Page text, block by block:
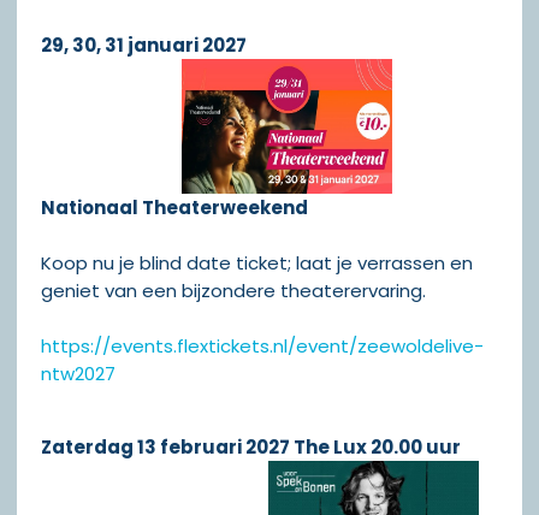
29, 30, 31 januari 2027
Nationaal Theaterweekend
Koop nu je blind date ticket; laat je verrassen en
geniet van een bijzondere theaterervaring.
https://events.flextickets.nl/event/zeewoldelive-
ntw2027
Zaterdag 13 februari 2027 The Lux 20.00 uur